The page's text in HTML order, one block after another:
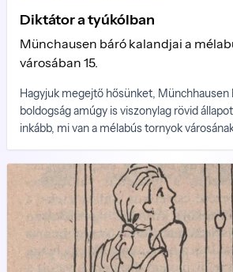
Diktátor a tyúkólban
Münchausen báró kalandjai a
városában 15.
Hagyjuk megejtő hősünket, Münchhausen
boldogság amúgy is viszonylag rövid
inkább, mi van a mélabús tornyok
sózni a bárgyú poroszlók s nagy ellenfele,
Manó arra készül, hogy végleg leszámoljon